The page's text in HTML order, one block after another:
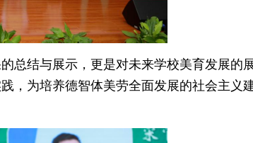
总结与展示，更是对未来学校美育发展的
，为培养德智体美劳全面发展的社会主义